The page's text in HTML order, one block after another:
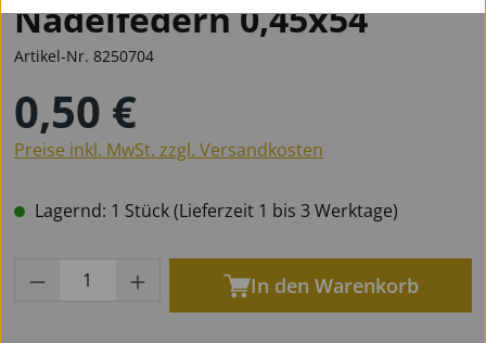
Nadelfedern 0,45x54
Artikel-Nr. 8250704
Regulärer Preis:
0,50 €
Preise inkl. MwSt. zzgl. Versandkosten
Lagernd: 1 Stück (Lieferzeit 1 bis 3 Werktage)
Produkt Anzahl: Gib den gewünschten
In den Warenkorb